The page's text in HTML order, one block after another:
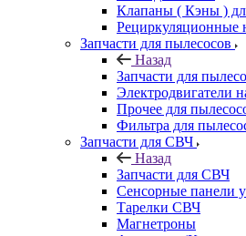
Клапаны ( Кэны )
Рециркуляционные
Запчасти для пылесосов
Назад
Запчасти для
Электродвигатели
Прочее для
Фильтра для
Запчасти для СВЧ
Назад
Запчасти для СВЧ
Сенсорные панели
Тарелки СВЧ
Магнетроны